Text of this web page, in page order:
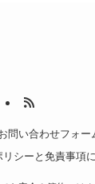
問い合わせフォー
リシーと免責事項